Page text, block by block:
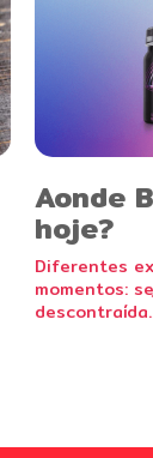
Aonde
hoje?
Diferentes
momentos: